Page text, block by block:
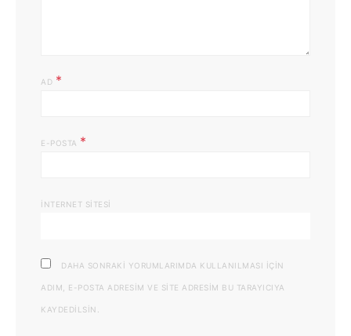
AD *
E-POSTA *
İNTERNET SITESI
DAHA SONRAKI YORUMLARIMDA KULLANILMASI IÇIN
ADIM, E-POSTA ADRESIM VE SITE ADRESIM BU TARAYICIYA
KAYDEDILSIN.